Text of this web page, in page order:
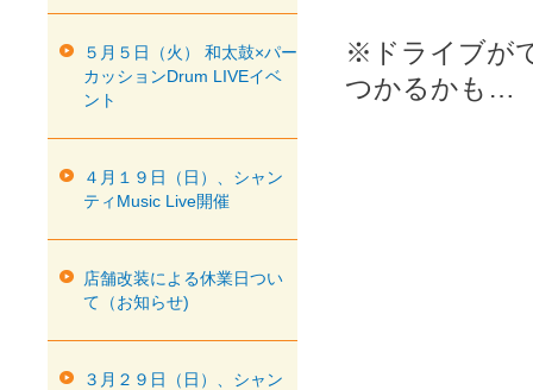
※ドライブが
つかるかも…
５月５日（火） 和太鼓×パー
カッションDrum LIVEイベ
ント
４月１９日（日）、シャン
ティMusic Live開催
店舗改装による休業日つい
て（お知らせ)
３月２９日（日）、シャン